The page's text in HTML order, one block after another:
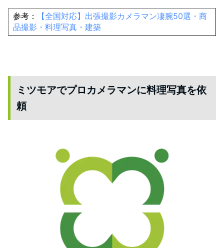
参考：
【全国対応】出張撮影カメラマン凄腕50選・商
品撮影・料理写真・建築
ミツモアでプロカメラマンに料理写真を依
頼